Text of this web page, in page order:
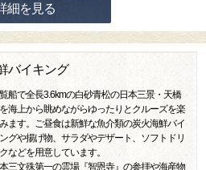
細を見る
バイキング
船で全長3.6kmの白砂青松の日本三景・天橋
海上から眺めながらゆったりとクルーズを楽
ます。ご昼食は新鮮な魚介類の炭火海鮮バイ
グや揚げ物、サラダやデザート、ソフトドリ
などを用意しています。
三文殊第一の霊場『智恩寺』の参拝や海産物